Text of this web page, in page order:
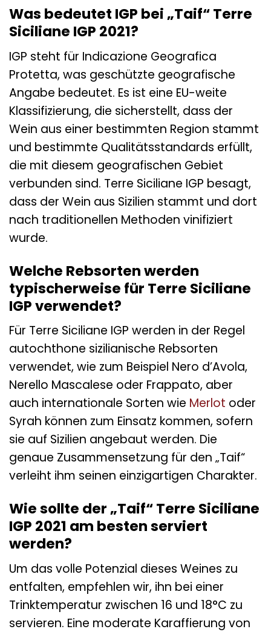
Was bedeutet IGP bei „Taif“ Terre
Siciliane IGP 2021?
IGP steht für Indicazione Geografica
Protetta, was geschützte geografische
Angabe bedeutet. Es ist eine EU-weite
Klassifizierung, die sicherstellt, dass der
Wein aus einer bestimmten Region stammt
und bestimmte Qualitätsstandards erfüllt,
die mit diesem geografischen Gebiet
verbunden sind. Terre Siciliane IGP besagt,
dass der Wein aus Sizilien stammt und dort
nach traditionellen Methoden vinifiziert
wurde.
Welche Rebsorten werden
typischerweise für Terre Siciliane
IGP verwendet?
Für Terre Siciliane IGP werden in der Regel
autochthone sizilianische Rebsorten
verwendet, wie zum Beispiel Nero d’Avola,
Nerello Mascalese oder Frappato, aber
auch internationale Sorten wie Merlot oder
Syrah können zum Einsatz kommen, sofern
sie auf Sizilien angebaut werden. Die
genaue Zusammensetzung für den „Taif“
verleiht ihm seinen einzigartigen Charakter.
Wie sollte der „Taif“ Terre Siciliane
IGP 2021 am besten serviert
werden?
Um das volle Potenzial dieses Weines zu
entfalten, empfehlen wir, ihn bei einer
Trinktemperatur zwischen 16 und 18°C zu
servieren. Eine moderate Karaffierung von